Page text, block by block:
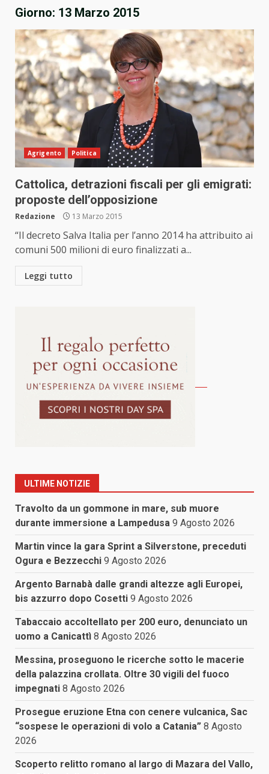
Giorno: 13 Marzo 2015
Agrigento Politica
Cattolica, detrazioni fiscali per gli emigrati:
proposte dell’opposizione
Redazione 13 Marzo 2015
“Il decreto Salva Italia per l’anno 2014 ha attribuito ai
comuni 500 milioni di euro finalizzati a...
Leggi tutto
ULTIME NOTIZIE
Travolto da un gommone in mare, sub muore
durante immersione a Lampedusa 9 Agosto 2026
Martin vince la gara Sprint a Silverstone, preceduti
Ogura e Bezzecchi 9 Agosto 2026
Argento Barnabà dalle grandi altezze agli Europei,
bis azzurro dopo Cosetti 9 Agosto 2026
Tabaccaio accoltellato per 200 euro, denunciato un
uomo a Canicattì 8 Agosto 2026
Messina, proseguono le ricerche sotto le macerie
della palazzina crollata. Oltre 30 vigili del fuoco
impegnati 8 Agosto 2026
Prosegue eruzione Etna con cenere vulcanica, Sac
“sospese le operazioni di volo a Catania” 8 Agosto
2026
Scoperto relitto romano al largo di Mazara del Vallo,